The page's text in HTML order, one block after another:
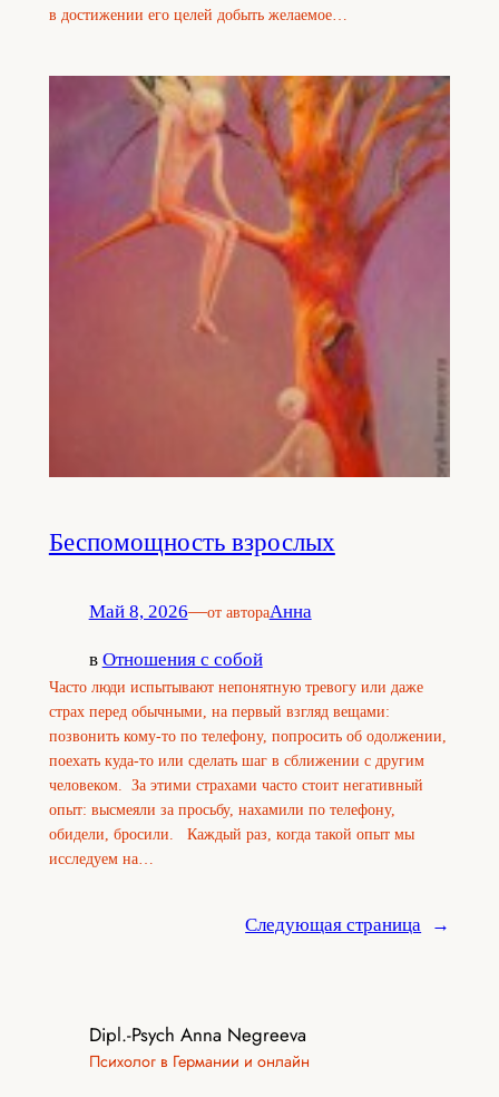
в достижении его целей добыть желаемое…
Беспомощность взрослых
Май 8, 2026—от автораАнна
в Отношения с собой
Часто люди испытывают непонятную тревогу или даже
страх перед обычными, на первый взгляд вещами:
позвонить кому-то по телефону, попросить об одолжении,
поехать куда-то или сделать шаг в сближении с другим
человеком. За этими страхами часто стоит негативный
опыт: высмеяли за просьбу, нахамили по телефону,
обидели, бросили. Каждый раз, когда такой опыт мы
исследуем на…
Следующая страница →
Dipl.-Psych Anna Negreeva
Психолог в Германии и онлайн